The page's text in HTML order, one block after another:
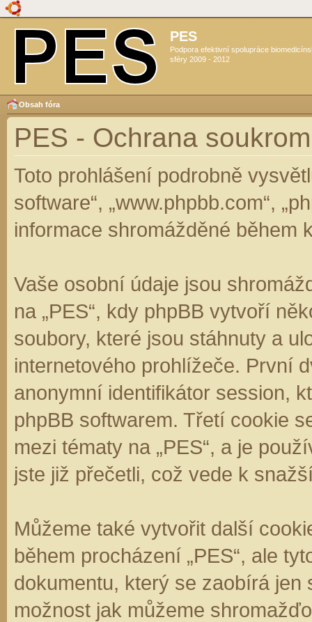
PES
Podpora efektivní spolupráce
sféry 2009 - 2012
Obsah fóra
PES - Ochrana
Toto prohlášení podrobně
software“, „www.phpbb.com“,
informace shromážděné během
Vaše osobní údaje jsou
na „PES“, kdy phpBB vytvoří
soubory, které jsou stáhnuty a
internetového prohlížeče. První
anonymní identifikátor session,
phpBB softwarem. Třetí cookie
mezi tématy na „PES“, a je
jste již přečetli, což vede k
Můžeme také vytvořit další
během procházení „PES“, ale
dokumentu, který se zaobírá jen
možnost jak můžeme